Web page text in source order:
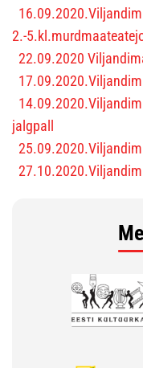
2.-
22.09.2020
jalgpall